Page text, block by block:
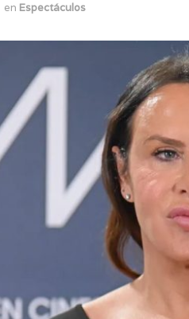
en Espectáculos